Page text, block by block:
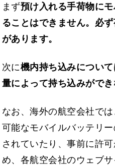
まず預け入れる手荷物に
ることはできません。必
があります。
次に機内持ち込みについ
量によって持ち込みができ
なお、海外の航空会社で
可能なモバイルバッテリ
されていたり、事前に許
め、各航空会社のウェブ